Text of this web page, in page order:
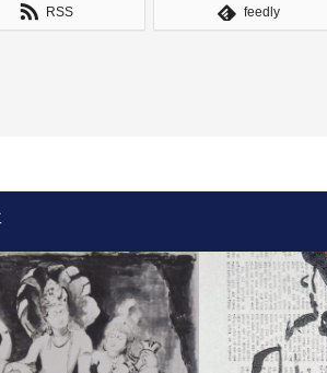
RSS feedly